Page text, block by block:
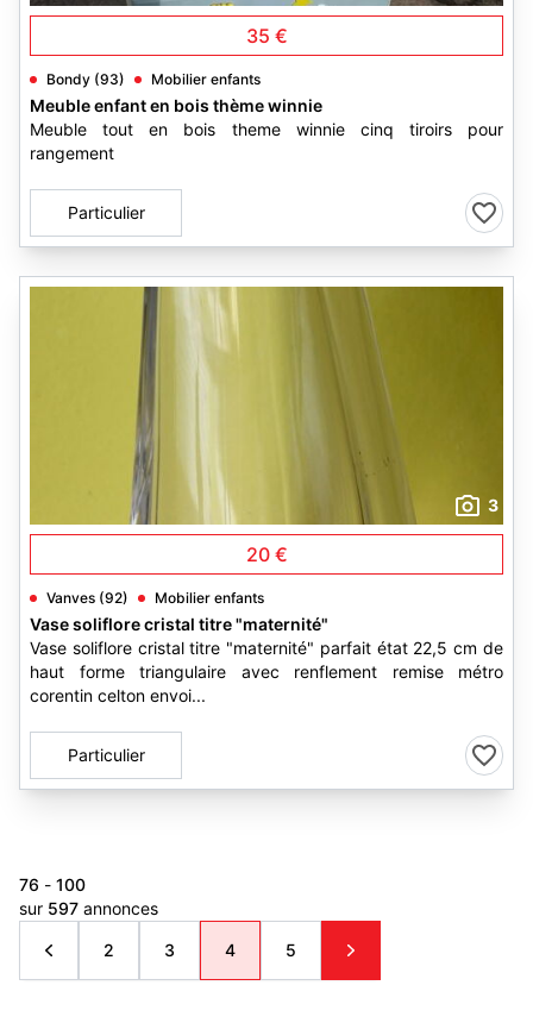
35 €
Bondy (93) Mobilier enfants
Meuble enfant en bois thème winnie
Meuble tout en bois theme winnie cinq tiroirs pour
rangement
Particulier
3
20 €
Vanves (92) Mobilier enfants
Vase soliflore cristal titre "maternité"
Vase soliflore cristal titre "maternité" parfait état 22,5 cm de
haut forme triangulaire avec renflement remise métro
corentin celton envoi...
Particulier
76 - 100
sur 597 annonces
2 3 4 5